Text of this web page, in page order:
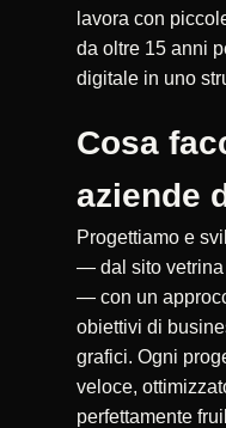
lavora con
da oltre 15 anni
digitale in uno
Cosa
aziende
Progettiamo e
— dal sito vetrina
— con un
obiettivi di
grafici. Ogni
veloce,
perfettamente